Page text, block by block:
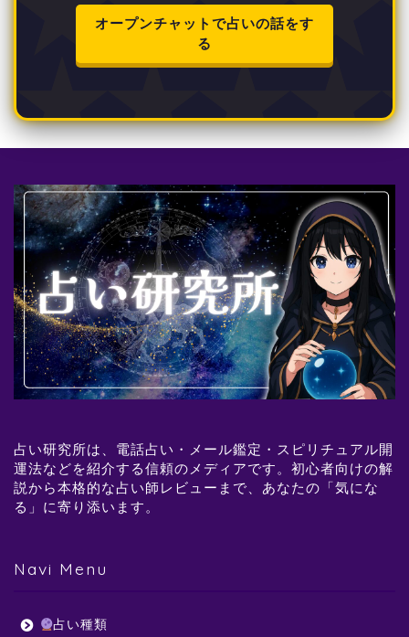
オープンチャットで占いの話をす
る
占い研究所は、電話占い・メール鑑定・スピリチュアル開
運法などを紹介する信頼のメディアです。初心者向けの解
説から本格的な占い師レビューまで、あなたの「気にな
る」に寄り添います。
Navi Menu
占い種類